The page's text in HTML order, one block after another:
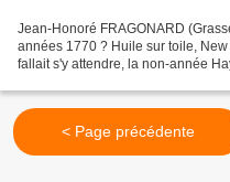
Jean-Honoré FRAGONARD
années 1770 ? Huile sur toile,
fallait s'y attendre, la non-année
< Page précédente